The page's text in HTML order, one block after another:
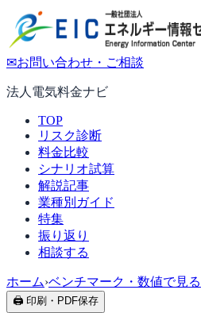
✉お問い合わせ・ご相談
法人電気料金ナビ
TOP
リスク診断
料金比較
シナリオ試算
解説記事
業種別ガイド
特集
振り返り
相談する
ホーム›ベンチマーク・数値で見る
🖨 印刷・PDF保存